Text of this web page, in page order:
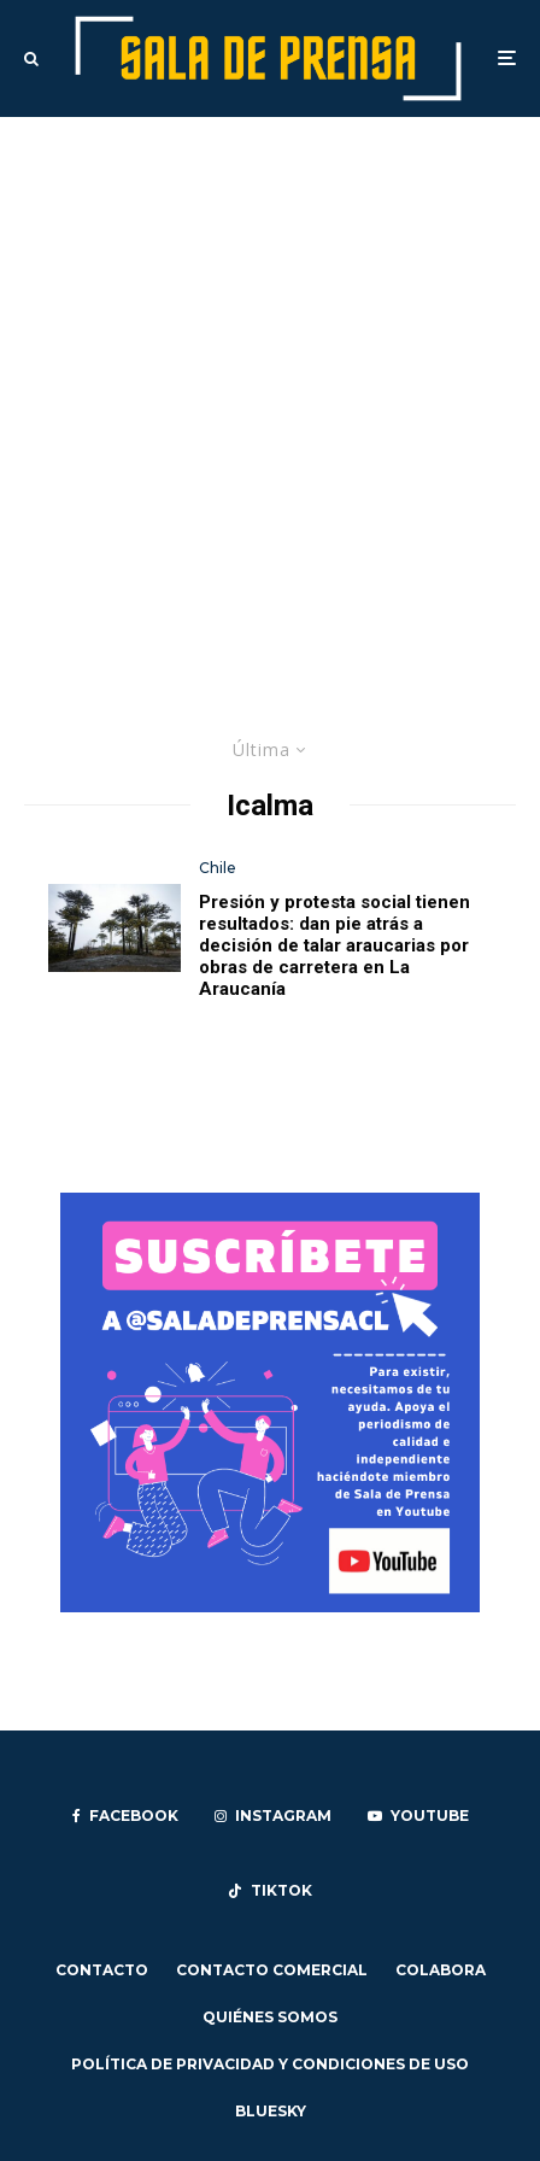
Última
Icalma
Chile
Presión y protesta social tienen
resultados: dan pie atrás a
decisión de talar araucarias por
obras de carretera en La
Araucanía
FACEBOOK INSTAGRAM YOUTUBE
TIKTOK
CONTACTO CONTACTO COMERCIAL COLABORA
QUIÉNES SOMOS
POLÍTICA DE PRIVACIDAD Y CONDICIONES DE USO
BLUESKY